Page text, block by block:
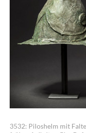
3532: Piloshelm mit